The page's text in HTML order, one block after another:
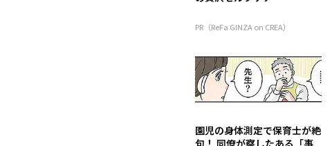
PR（ReFa GINZA on CREA）
園児の身体測定で保育士が絶